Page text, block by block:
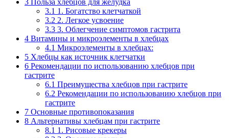
3.1 1. Богатство клетчаткой
3.2 2. Легкое усвоение
3.3 3. Облегчение симптомов гастрита
4 Витамины и микроэлементы в хлебцах
4.1 Микроэлементы в хлебцах:
5 Хлебцы как источник клетчатки
6 Рекомендации по использованию хлебцов при
гастрите
6.1 Преимущества хлебцов при гастрите
6.2 Рекомендации по использованию хлебцов при
гастрите
7 Основные противопоказания
8 Альтернативы хлебцам при гастрите
8.1 1. Рисовые крекеры